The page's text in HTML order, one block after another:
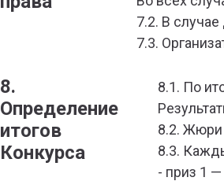
7.2. В случае
7.3.
8.
Определение
итогов
Конкурса
8.1. По
8.2. Жюри
8.3.
- приз 1